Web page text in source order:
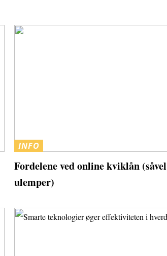
INFO
Fordelene ved online kviklån
ulemper)